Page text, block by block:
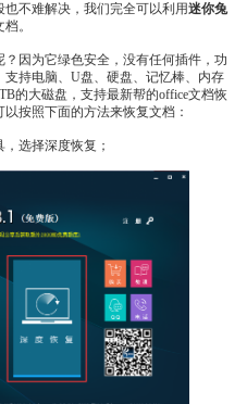
不难解决，我们完全可以利用迷你兔
。
因为它绿色安全，没有任何插件，功
持电脑、U盘、硬盘、记忆棒、内存
的大磁盘，支持最新帮的office文档恢
按照下面的方法来恢复文档：
选择深度恢复；